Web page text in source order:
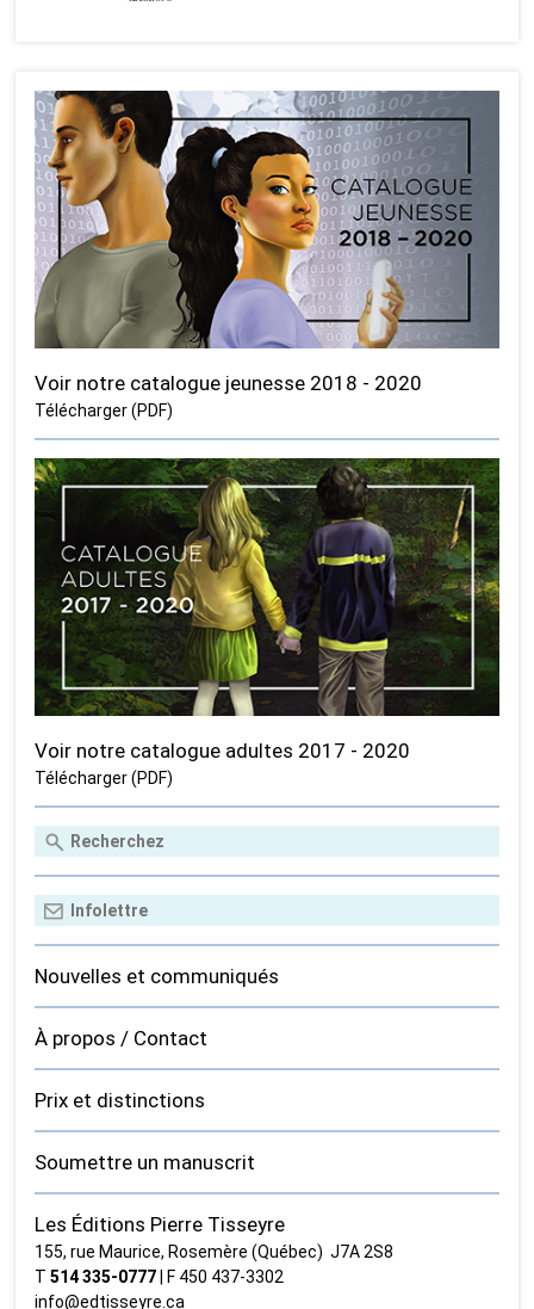
Voir notre catalogue jeunesse 2018 - 2020
Télécharger (PDF)
Voir notre catalogue adultes 2017 - 2020
Télécharger (PDF)
Nouvelles et communiqués
À propos / Contact
Prix et distinctions
Soumettre un manuscrit
Les Éditions Pierre Tisseyre
155, rue Maurice, Rosemère (Québec) J7A 2S8
T514 335‑0777 | F 450 437‑3302
info@edtisseyre.ca